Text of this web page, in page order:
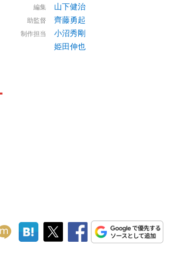
編集 山下健治
助監督 齊藤勇起
制作担当
小沼秀剛
姫田伸也